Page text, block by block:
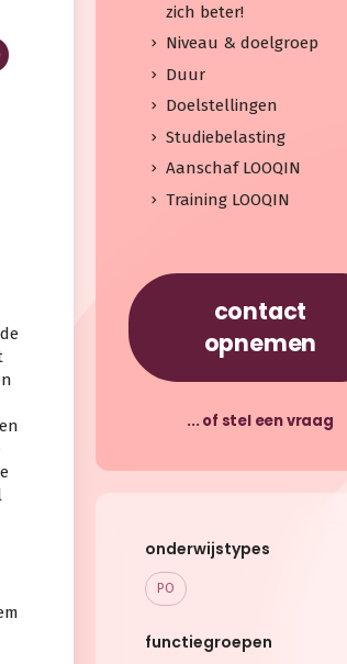
zich beter!
Niveau & doelgroep
Duur
Doelstellingen
Studiebelasting
Aanschaf LOOQIN
Training LOOQIN
contact
opnemen
... of stel een vraag
onderwijstypes
PO
functiegroepen